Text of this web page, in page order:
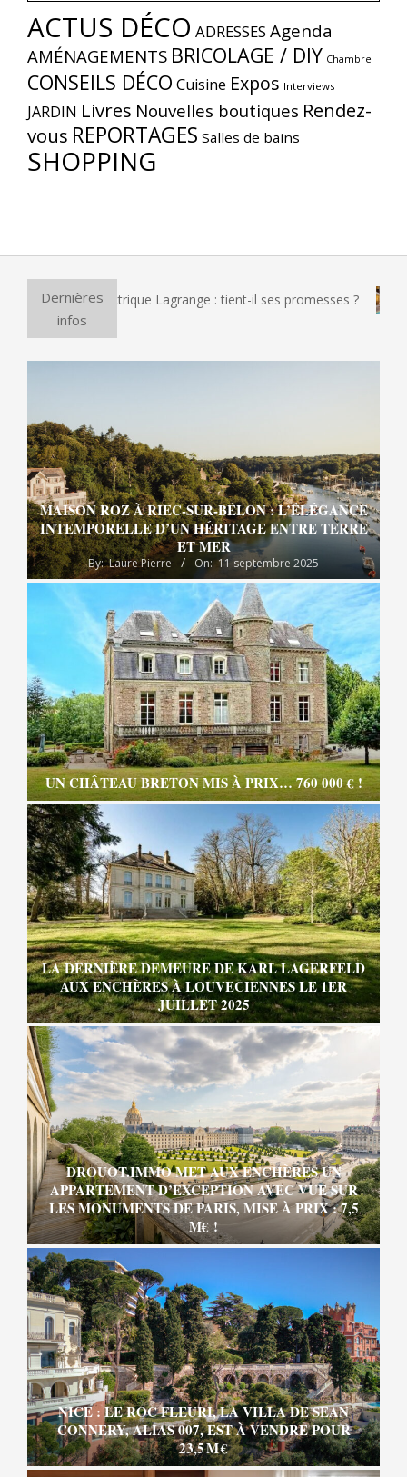
ACTUS DÉCO ADRESSES Agenda
AMÉNAGEMENTS BRICOLAGE / DIY Chambre
CONSEILS DÉCO Cuisine Expos Interviews
JARDIN Livres Nouvelles boutiques Rendez-
vous REPORTAGES Salles de bains
SHOPPING
Dernières
infos
pizza électrique Lagrange : tient-il ses promesses ? Et
MAISON ROZ À RIEC-SUR-BÉLON : L’ÉLÉGANCE
INTEMPORELLE D’UN HÉRITAGE ENTRE TERRE
ET MER
By: Laure Pierre On: 11 septembre 2025
UN CHÂTEAU BRETON MIS À PRIX… 760 000 € !
LA DERNIÈRE DEMEURE DE KARL LAGERFELD
AUX ENCHÈRES À LOUVECIENNES LE 1ER
JUILLET 2025
DROUOT.IMMO MET AUX ENCHÈRES UN
APPARTEMENT D’EXCEPTION AVEC VUE SUR
LES MONUMENTS DE PARIS, MISE À PRIX : 7,5
M€ !
NICE : LE ROC FLEURI, LA VILLA DE SEAN
CONNERY, ALIAS 007, EST À VENDRE POUR
23,5 M €